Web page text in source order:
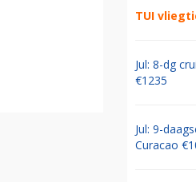
TUI
Jul: 8-dg
€1235
Jul: 9-
Curacao